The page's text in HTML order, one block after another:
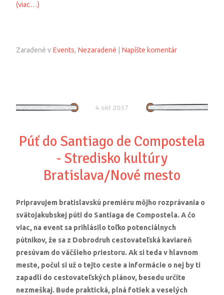
(viac…)
Zaradené v Events, Nezaradené Napíšte komentár
4 okt 2017
Púť do Santiago de Compostela
- Stredisko kultúry
Bratislava/Nové mesto
Pripravujem bratislavskú premiéru môjho rozprávania o
svätojakubskej púti do Santiaga de Compostela. A čo
viac, na event sa prihlásilo toľko potenciálnych
pútnikov, že sa z Dobrodruh cestovateľská kaviareň
presúvam do väčšieho priestoru. Ak si teda v hlavnom
meste, počul si už o tejto ceste a informácie o nej by ti
zapadli do cestovateľských plánov, besedu určite
nezmeškaj. Bude praktická, plná fotiek a veselých